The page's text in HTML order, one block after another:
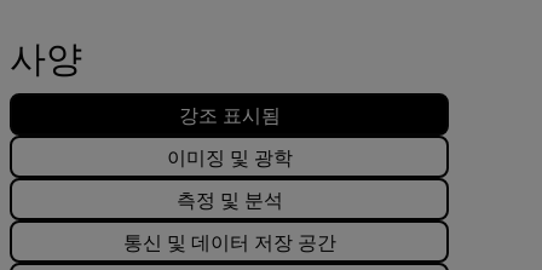
사양
강조 표시됨
이미징 및 광학
측정 및 분석
통신 및 데이터 저장 공간